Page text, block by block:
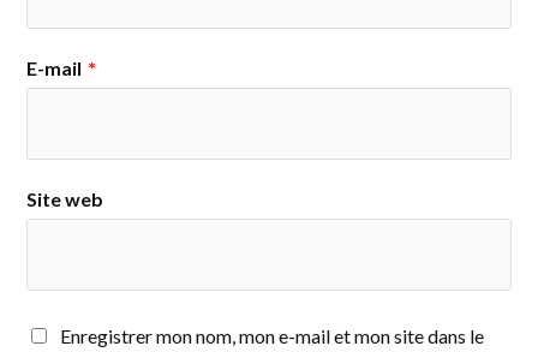
E-mail *
Site web
Enregistrer mon nom, mon e-mail et mon site dans le